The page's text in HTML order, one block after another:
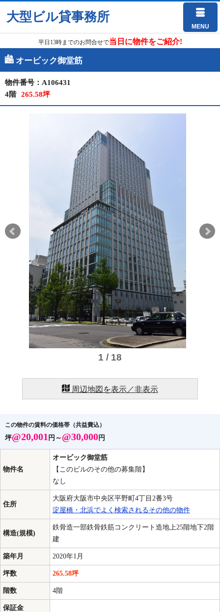
大型ビル貸事務所
MENU
平日13時までのお問合せで当日に物件をご紹介!
オービック御堂筋
物件番号：A106431
4階
265.58坪
1 / 18
周辺地図を表示／非表示
この物件の賃料の価格帯（共益費込）
坪@20,001 円～ @30,000 円
物件名
オービック御堂筋
【このビルのその他の募集階】
なし
住所
大阪府大阪市中央区平野町4丁目2番3号
淀屋橋・北浜でよく検索されるその他の物件
構造(規模)
鉄骨造一部鉄骨鉄筋コンクリート造地上25階地下2階
建
築年月 2020年1月
坪数 265.58坪
階数 4階
保証金